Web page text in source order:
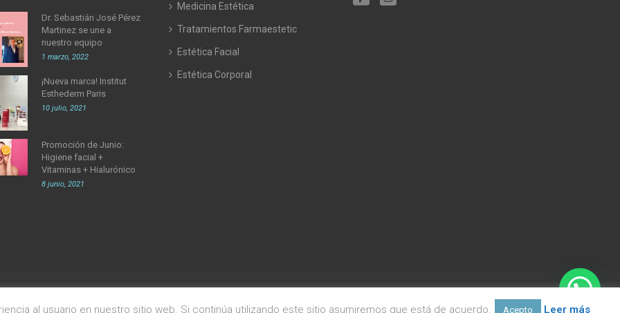
Dr. Sebastián José Pérez
Martinez se une a
nuestro equipo
1 marzo, 2022
¡Nueva marca! Institut
Esthederm Paris
10 julio, 2021
Promoción de Junio:
Higiene facial +
Vitaminas + Hialurónico
8 junio, 2021
Medicina Estética
Tratamientos Farmaestetic
Estética Facial
Estética Corporal
al usuario en nuestro sitio web. Si continúa utilizando este sitio asumiremos que está de acuerdo. Acepto Leer más